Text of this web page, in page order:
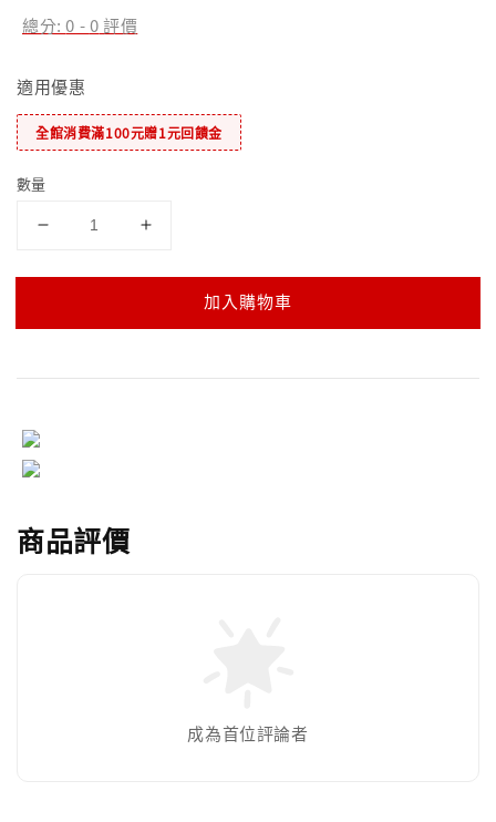
總分:0 -0評價
適用優惠
全館消費滿100元贈1元回饋金
數量
加入購物車
商品評價
成為首位評論者